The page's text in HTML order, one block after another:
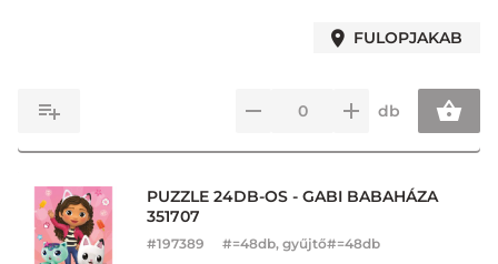
FULOPJAKAB
db
PUZZLE 24DB-OS - GABI BABAHÁZA
351707
#197389 #=48db, gyűjtő#=48db